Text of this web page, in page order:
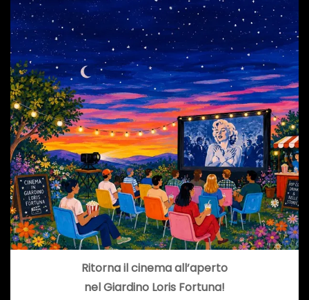
Ritorna il cinema all’aperto
nel Giardino Loris Fortuna!